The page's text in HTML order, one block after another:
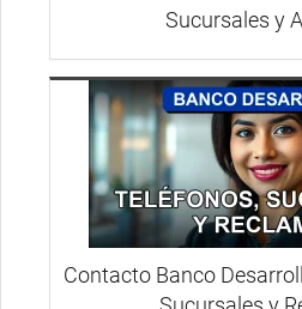
Sucursales y
Contacto Banco